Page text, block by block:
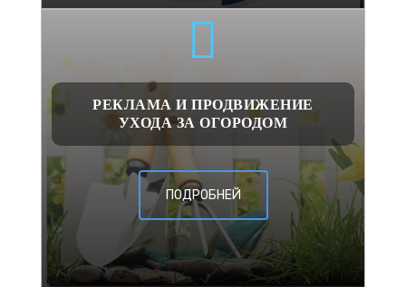
РЕКЛАМА И ПРОДВИЖЕНИЕ
УХОДА ЗА ОГОРОДОМ
ПОДРОБНЕЙ